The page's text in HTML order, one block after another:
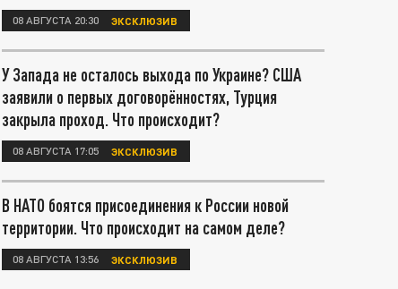
08 АВГУСТА 20:30 ЭКСКЛЮЗИВ
У Запада не осталось выхода по Украине? США
заявили о первых договорённостях, Турция
закрыла проход. Что происходит?
08 АВГУСТА 17:05 ЭКСКЛЮЗИВ
В НАТО боятся присоединения к России новой
территории. Что происходит на самом деле?
08 АВГУСТА 13:56 ЭКСКЛЮЗИВ